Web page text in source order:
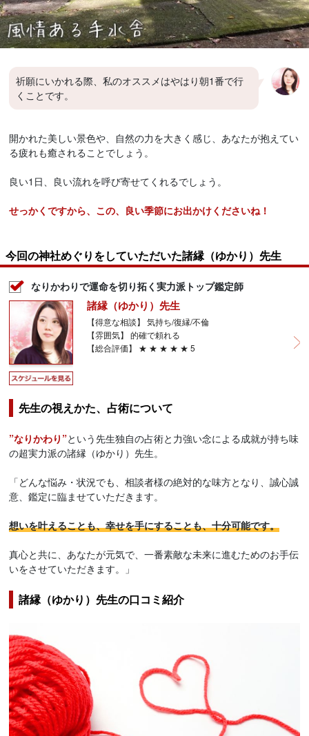
祈願にいかれる際、私のオススメはやはり朝1番で行
くことです。
開かれた美しい景色や、自然の力を大きく感じ、あなたが抱えてい
る疲れも癒されることでしょう。
良い1日、良い流れを呼び寄せてくれるでしょう。
せっかくですから、この、良い季節にお出かけくださいね！
今回の神社めぐりをしていただいた諸縁（ゆかり）先生
なりかわりで運命を切り拓く実力派トップ鑑定師
諸縁（ゆかり）先生
【得意な相談】 気持ち/復縁/不倫
【雰囲気】 的確で頼れる
【総合評価】 ★ ★ ★ ★ ★ 5
先生の視えかた、占術について
”なりかわり”という先生独自の占術と力強い念による成就が持ち味
の超実力派の諸縁（ゆかり）先生。
「どんな悩み・状況でも、相談者様の絶対的な味方となり、誠心誠
意、鑑定に臨ませていただきます。
想いを叶えることも、幸せを手にすることも、十分可能です。
真心と共に、あなたが元気で、一番素敵な未来に進むためのお手伝
いをさせていただきます。」
諸縁（ゆかり）先生の口コミ紹介